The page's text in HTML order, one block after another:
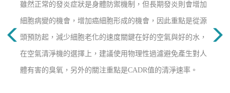
雖然正常的發炎症狀是身體防禦機制，但長期發炎則會增加
細胞病變的機會，增加癌細胞形成的機會，因此重點是從源
頭預防起，減少細胞老化的速度關鍵在好的空氣與好的水，
在空氣清淨機的選擇上，建議使用物理性過濾避免產生對人
體有害的臭氧，另外的關注重點是CADR值的清淨速率。